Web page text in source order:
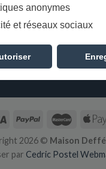
anonymes
anonymes
réseaux sociaux
et réseaux sociaux
Politique de
Deffès
2026 © Maison
par Cedric Postel